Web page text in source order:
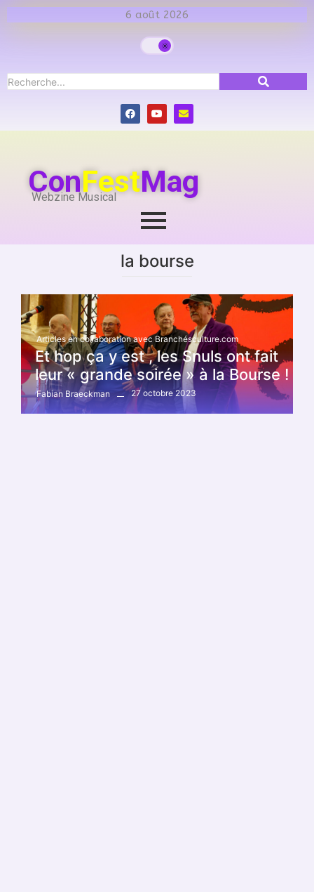
6 août 2026
ConFestMag
Webzine Musical
la bourse
Articles en collaboration avec Branchésculture.com
Et hop ça y est , les Snuls ont fait
leur « grande soirée » à la Bourse !
Fabian Braeckman 27 octobre 2023